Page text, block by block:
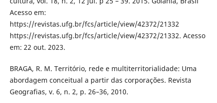
Acesso em:
https://revistas.ufg.br/fcs/article/view/42372/21332
https://revistas.ufg.br/fcs/article/view/42372/21332. Acesso
em: 22 out. 2023.
BRAGA, R. M. Território, rede e multiterritorialidade: Uma
abordagem conceitual a partir das corporações. Revista
Geografias, v. 6, n. 2, p. 26–36, 2010.